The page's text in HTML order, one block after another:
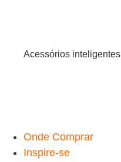
Acessórios inteligentes
Onde Comprar
Inspire-se